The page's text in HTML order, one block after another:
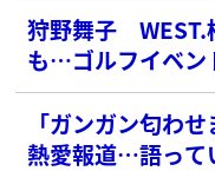
狩野舞子 WEST.
も…ゴルフイベン
「ガンガン匂わ
熱愛報道…語って